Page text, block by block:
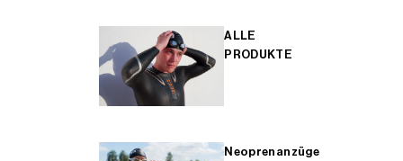
ALLE
PRODUKTE
Neoprenanzüge